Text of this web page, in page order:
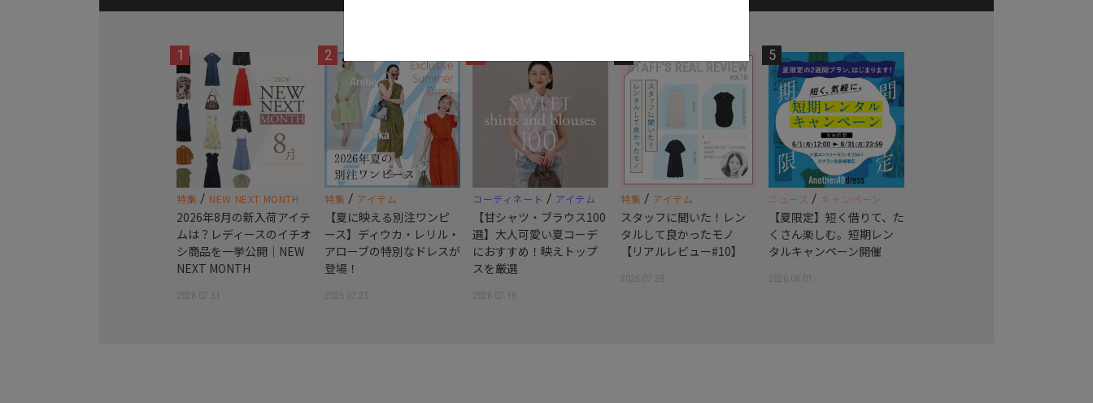
1
特集 / NEW NEXT MONTH
2026年8月の新入荷アイテ
ムは？レディースのイチオ
シ商品を一挙公開｜NEW
NEXT MONTH
2026.07.31
2
特集 / アイテム
【夏に映える別注ワンピ
ース】ディウカ・レリル・
アローブの特別なドレスが
登場！
2026.07.23
コーディネート / アイテム
【甘シャツ・ブラウス100
選】大人可愛い夏コーデ
におすすめ！映えトップ
スを厳選
2026.07.16
特集 / アイテム
スタッフに聞いた！レン
タルして良かったモノ
【リアルレビュー#10】
2026.07.28
5
ニュース / キャンペーン
【夏限定】短く借りて、た
くさん楽しむ。短期レン
タルキャンペーン開催
2026.06.01